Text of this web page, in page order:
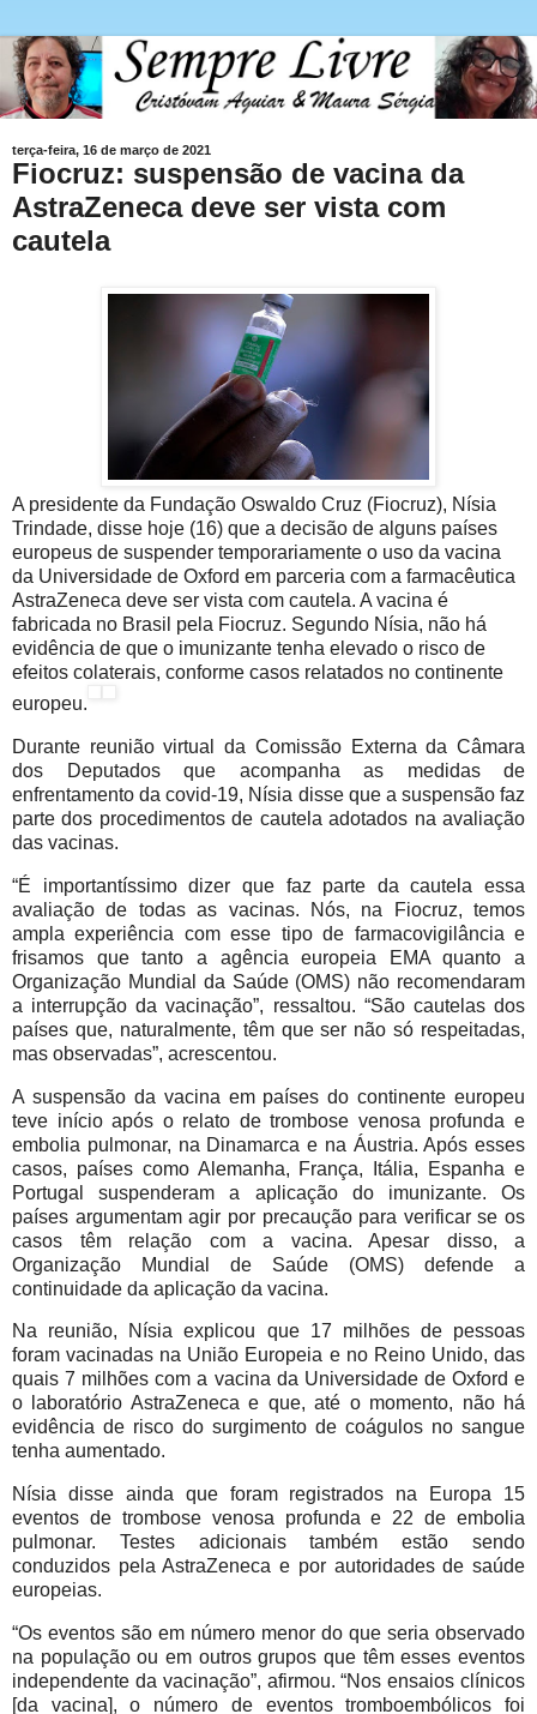
terça-feira, 16 de março de 2021
Fiocruz: suspensão de vacina da
AstraZeneca deve ser vista com
cautela
A presidente da Fundação Oswaldo Cruz (Fiocruz), Nísia
Trindade, disse hoje (16) que a decisão de alguns países
europeus de suspender temporariamente o uso da vacina
da Universidade de Oxford em parceria com a farmacêutica
AstraZeneca deve ser vista com cautela. A vacina é
fabricada no Brasil pela Fiocruz. Segundo Nísia, não há
evidência de que o imunizante tenha elevado o risco de
efeitos colaterais, conforme casos relatados no continente
europeu.
Durante reunião virtual da Comissão Externa da Câmara
dos Deputados que acompanha as medidas de
enfrentamento da covid-19, Nísia disse que a suspensão faz
parte dos procedimentos de cautela adotados na avaliação
das vacinas.
“É importantíssimo dizer que faz parte da cautela essa
avaliação de todas as vacinas. Nós, na Fiocruz, temos
ampla experiência com esse tipo de farmacovigilância e
frisamos que tanto a agência europeia EMA quanto a
Organização Mundial da Saúde (OMS) não recomendaram
a interrupção da vacinação”, ressaltou. “São cautelas dos
países que, naturalmente, têm que ser não só respeitadas,
mas observadas”, acrescentou.
A suspensão da vacina em países do continente europeu
teve início após o relato de trombose venosa profunda e
embolia pulmonar, na Dinamarca e na Áustria. Após esses
casos, países como Alemanha, França, Itália, Espanha e
Portugal suspenderam a aplicação do imunizante. Os
países argumentam agir por precaução para verificar se os
casos têm relação com a vacina. Apesar disso, a
Organização Mundial de Saúde (OMS) defende a
continuidade da aplicação da vacina.
Na reunião, Nísia explicou que 17 milhões de pessoas
foram vacinadas na União Europeia e no Reino Unido, das
quais 7 milhões com a vacina da Universidade de Oxford e
o laboratório AstraZeneca e que, até o momento, não há
evidência de risco do surgimento de coágulos no sangue
tenha aumentado.
Nísia disse ainda que foram registrados na Europa 15
eventos de trombose venosa profunda e 22 de embolia
pulmonar. Testes adicionais também estão sendo
conduzidos pela AstraZeneca e por autoridades de saúde
europeias.
“Os eventos são em número menor do que seria observado
na população ou em outros grupos que têm esses eventos
independente da vacinação”, afirmou. “Nos ensaios clínicos
[da vacina], o número de eventos tromboembólicos foi